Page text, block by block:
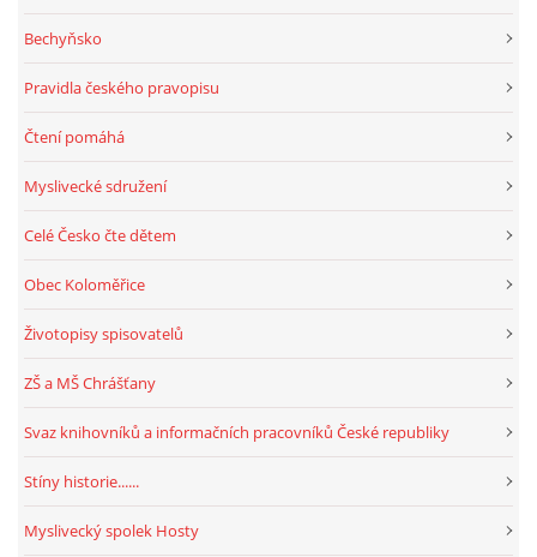
Bechyňsko
Pravidla českého pravopisu
Čtení pomáhá
Myslivecké sdružení
Celé Česko čte dětem
Obec Koloměřice
Životopisy spisovatelů
ZŠ a MŠ Chrášťany
Svaz knihovníků a informačních pracovníků České republiky
Stíny historie......
Myslivecký spolek Hosty